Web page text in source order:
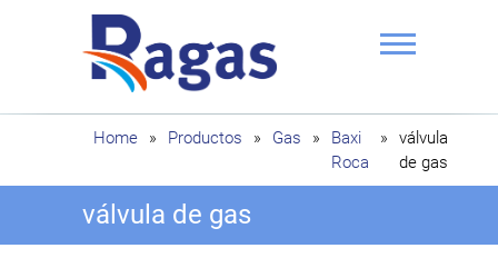
Ragas
Home » Productos » Gas »
Baxi
Roca
»
válvula
de gas
válvula de gas